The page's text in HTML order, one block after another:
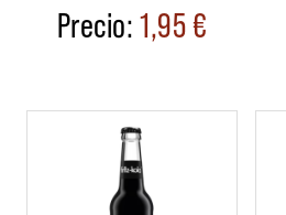
1,95€